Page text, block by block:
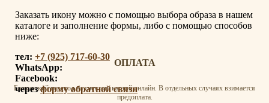
ОПЛАТА
Банковский перевод на счет или картой онлайн. В отдельных случаях взимается
предоплата.
Заказать икону можно с помощью выбора образа в нашем
каталоге и заполнение формы, либо с помощью способов
ниже:
тел: +7 (925) 717-60-30
WhatsApp:
Facebook:
черезформу обратной связи